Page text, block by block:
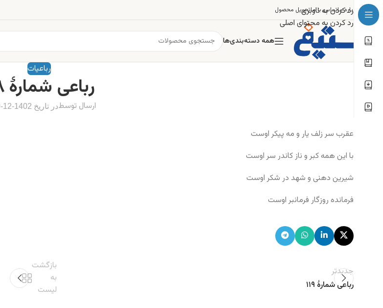
رد کردن به ناوبری
رد کردن به محتوای اصلی
درباره ماتماس با ماتحویل محصول
همه دسته‌بندی‌ها
رباعیات
رباعی شمارهٔ ۱۱۸
ارسال توسطدر تاریخ 1402-12-19
عقرب سر زلف یار و مه پیکر اوست
با این همه کبر و ناز کاندر سر اوست
شیرین دهنی و شهد در شکر اوست
فرمانده روزگار فرمانبر اوست
جدیدتر
رباعی شمارهٔ ۱۱۹
بازگشت
به
لیست